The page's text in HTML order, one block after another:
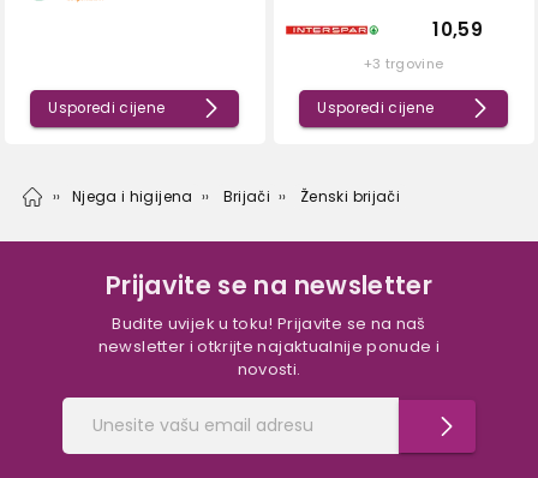
Usporedi cijene
10,59
+3 trgovine
Usporedi cijene
Njega i higijena Brijači Ženski brijači
Prijavite se na newsletter
Budite uvijek u toku! Prijavite se na naš
newsletter i otkrijte najaktualnije ponude i
novosti.